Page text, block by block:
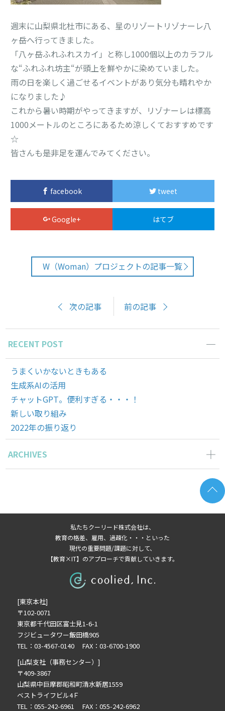
週末に山梨県北杜市にある、星のリゾートリゾナーレ八
ヶ岳へ行ってきました。
「八ヶ岳ふれふれスカイ」と称し1000個以上のカラフル
な“ふれふれ坊主“が頭上を鮮やかに染めていました。
雨の日を楽しく過ごせるイベントがあり気分も晴れやか
になりました♪
これから暑い時期がやってきますが、リゾナーレは標高
1000メートルのところにあるため涼しくておすすめです
☆
皆さんも是非足を運んでみてください。
facebook tweet
Google+ はてブ
W（Woman）プロジェクトの記事一覧
次の記事 前の記事
RECENT POST
うまくいかないときもある
生成系AIの活用
チャットGPT。便利すぎる・・・！
新しい取り組み
2022年の振り返り
ARCHIVES
2022年12月の記事一覧(1)
2022年10月の記事一覧(1)
2022年9月の記事一覧(2)
2022年8月の記事一覧(1)
2022年5月の記事一覧(2)
2022年4月の記事一覧(2)
2022年3月の記事一覧(2)
2022年2月の記事一覧(1)
2021年12月の記事一覧(1)
2021年11月の記事一覧(2)
2021年10月の記事一覧(3)
2021年9月の記事一覧(3)
2021年8月の記事一覧(3)
私たちクーリード株式会社は、
教育の格差、雇用、過疎化・・・といった
現代の重要問題/課題に対して、
【教育×IT】のアプローチで貢献していきます。
[東京本社]
〒102-0071
東京都千代田区富士見1-6-1
フジビュータワー飯田橋905
TEL：03-4567-0140 FAX：03-6700-1900
[山梨支社（事務センター）]
〒409-3867
山梨県中巨摩郡昭和町清水新居1559
ベストライフビル4Ｆ
TEL：055-242-6961 FAX：055-242-6962